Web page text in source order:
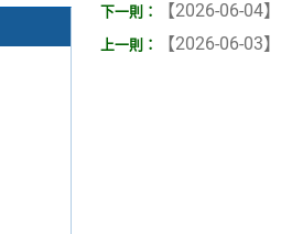
【2026-06-04】
【2026-06-03】